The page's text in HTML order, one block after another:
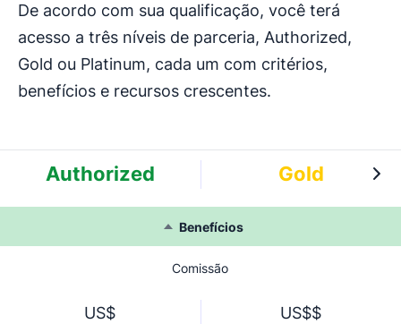
De acordo com sua qualificação, você terá
acesso a três níveis de parceria, Authorized,
Gold ou Platinum, cada um com critérios,
benefícios e recursos crescentes.
Authorized Gold
Benefícios
Comissão
US$ US$$